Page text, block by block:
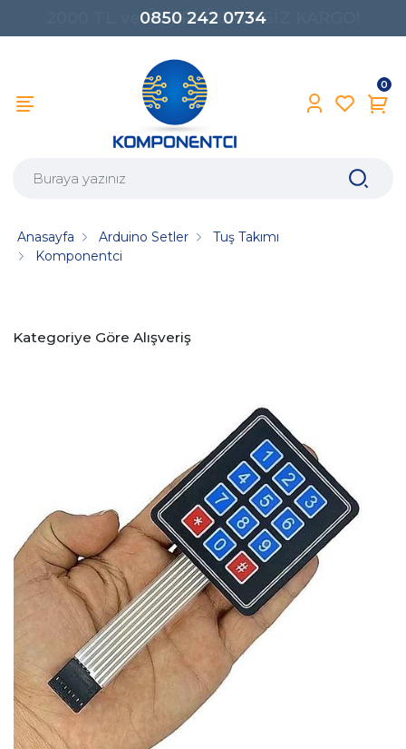
0850 242 0734
0
Anasayfa Arduino Setler
Tuş Takımı
Komponentci
Kategoriye Göre Alışveriş